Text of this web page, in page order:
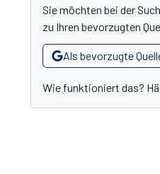
Sie möchten bei der
zu Ihren bevorzugten
Als bevorzugte
Wie funktioniert das?